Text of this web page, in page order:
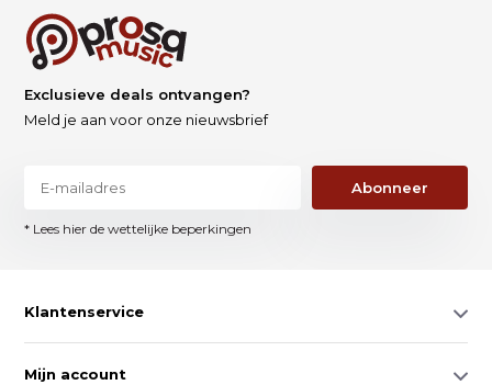
Exclusieve deals ontvangen?
Meld je aan voor onze nieuwsbrief
Abonneer
* Lees hier de wettelijke beperkingen
Klantenservice
Mijn account